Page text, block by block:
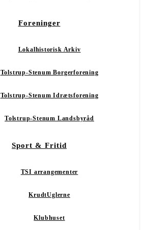
Foreninger
Lokalhistorisk Arkiv
Tolstrup-Stenum Borgerforening
Tolstrup-Stenum Idrætsforening
Tolstrup-Stenum Landsbyråd
Sport & Fritid
TSI arrangementer
KrudtUglerne
Klubhuset